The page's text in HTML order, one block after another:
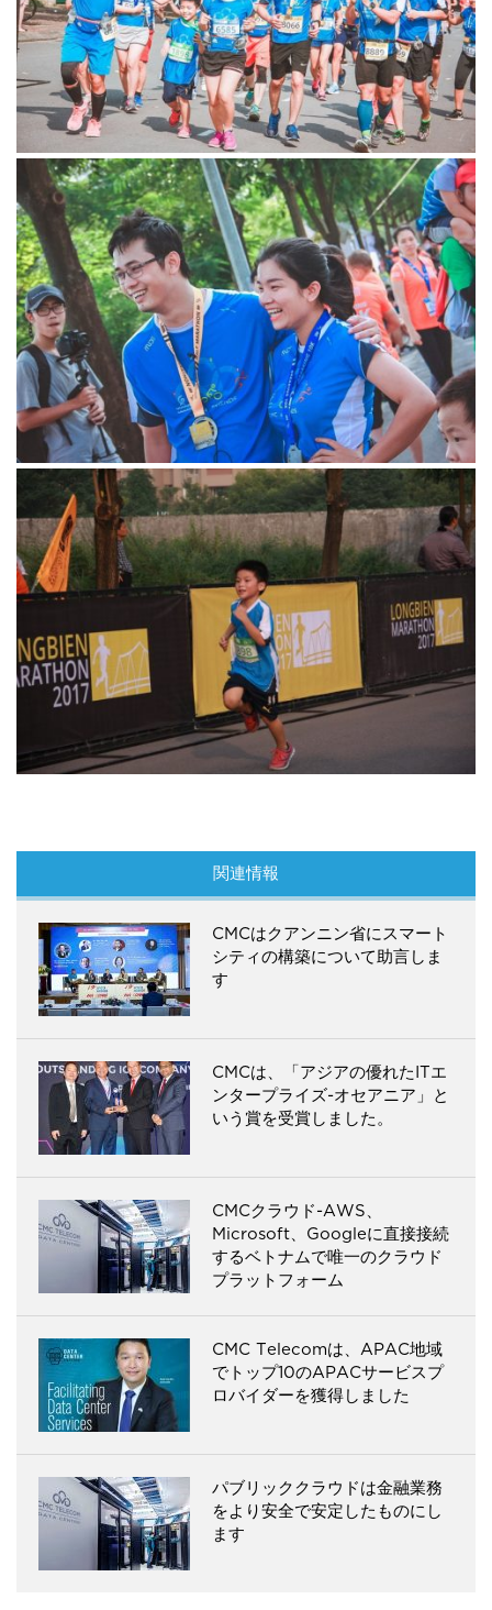
関連情報
CMCはクアンニン省にスマート
シティの構築について助言しま
す
CMCは、「アジアの優れたITエ
ンタープライズ-オセアニア」と
いう賞を受賞しました。
CMCクラウド-AWS、
Microsoft、Googleに直接接続
するベトナムで唯一のクラウド
プラットフォーム
CMC Telecomは、APAC地域
でトップ10のAPACサービスプ
ロバイダーを獲得しました
パブリッククラウドは金融業務
をより安全で安定したものにし
ます